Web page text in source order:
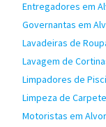
Entregadores em
Governantas em
Lavadeiras de
Lavagem de
Limpadores de
Limpeza de
Motoristas em